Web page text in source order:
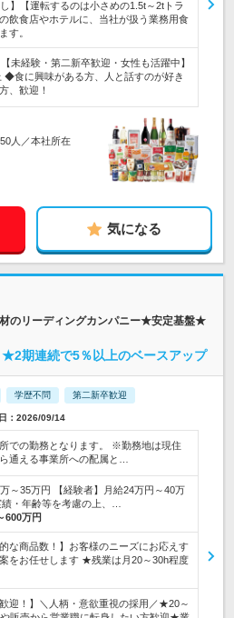
】【運転するのは小さめの1.5t～2tトラ
飲食店やホテルに、当社が扱う業務用食
す。
未経験・第二新卒歓迎・女性も活躍中】
食に興味がある方、人と話すのが好き
、歓迎！
人／本社所在
気になる
のリーディングカンパニー★安定基盤★
期連続で5％以上のベースアップ
学歴不問 第二新卒歓迎
：2026/09/14
での勤務となります。 ※勤務地は現住
通える事業所への配属と…
万～35万円 【経験者】月給24万円～40万
・年齢等を考慮の上、…
600万円
な商品数！】お客様のニーズにお応えす
をお任せします ★残業は月20～30h程度
歓迎！】＼人柄・意欲重視の採用／★20～